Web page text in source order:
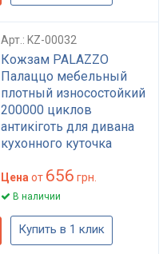
Арт.: KZ-00032
Кожзам PALAZZO
Палаццо мебельный
плотный износостойкий
200000 циклов
антикіготь для дивана
кухонного куточка
Цена от 656 грн.
В наличии
Купить в 1 клик